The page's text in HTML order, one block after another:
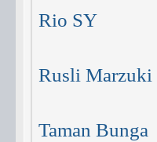
Rio SY
Rusli Marzuki
Taman Bunga